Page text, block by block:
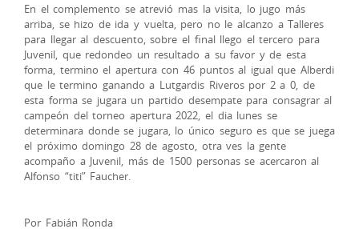
En el complemento se atrevió mas la visita, lo jugo más
arriba, se hizo de ida y vuelta, pero no le alcanzo a Talleres
para llegar al descuento, sobre el final llego el tercero para
Juvenil, que redondeo un resultado a su favor y de esta
forma, termino el apertura con 46 puntos al igual que Alberdi
que le termino ganando a Lutgardis Riveros por 2 a 0, de
esta forma se jugara un partido desempate para consagrar al
campeón del torneo apertura 2022, el dia lunes se
determinara donde se jugara, lo único seguro es que se juega
el próximo domingo 28 de agosto, otra ves la gente
acompaño a Juvenil, más de 1500 personas se acercaron al
Alfonso “titi” Faucher.
Por Fabián Ronda